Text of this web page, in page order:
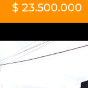
$ 23.500.000